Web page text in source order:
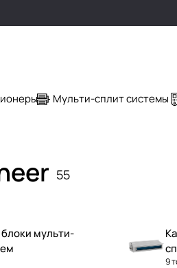
Мульти-сплит системы
55
мульти-
9